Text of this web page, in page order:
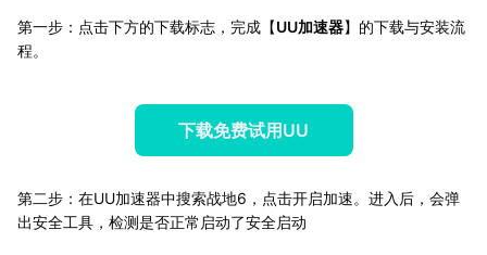
第一步：点击下方的下载标志，完成【UU加速器】的下载与安装流
程。
下载免费试用UU
第二步：在UU加速器中搜索战地6，点击开启加速。进入后，会弹
出安全工具，检测是否正常启动了安全启动